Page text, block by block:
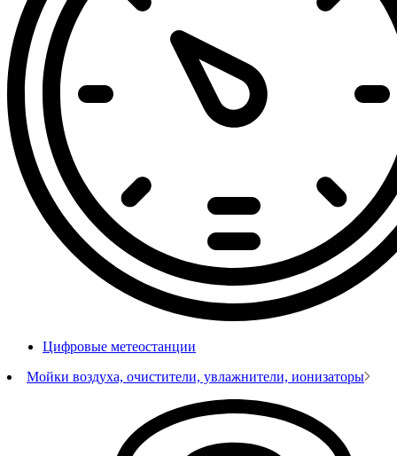
Цифровые метеостанции
Мойки воздуха, очистители, увлажнители, ионизаторы